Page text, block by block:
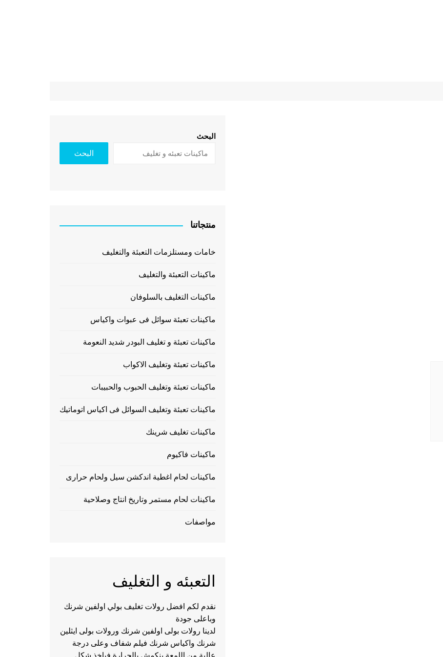
البحث
البحث
منتجاتنا
خامات ومستلزمات التعبئة والتغليف
ماكينات التعبئة والتغليف
ماكينات التغليف بالسلوفان
ماكينات تعبئة سوائل فى عبوات واكياس
ماكينات تعبئة و تغليف البودر شديد النعومة
ماكينات تعبئة وتغليف الاكواب
ماكينات تعبئة وتغليف الحبوب والحبيبات
ماكينات تعبئة وتغليف السوائل فى اكياس اتوماتيك
ماكينات تغليف شرينك
ماكينات فاكيوم
ماكينات لحام اغطية اندكشن سيل ولحام حرارى
ماكينات لحام مستمر وتاريخ انتاج وصلاحية
مواصفات
التعبئه و التغليف
نقدم لكم افضل رولات تغليف بولي اولفين شرنك
وباعلى جودة
لدينا رولات بولى اولفين شرنك ورولات بولى ايثلين
شرنك واكياس شرنك فيلم شفاف وعلى درجة
عالية من اللمعة ينكمش بالحرارة فياخذ شكل